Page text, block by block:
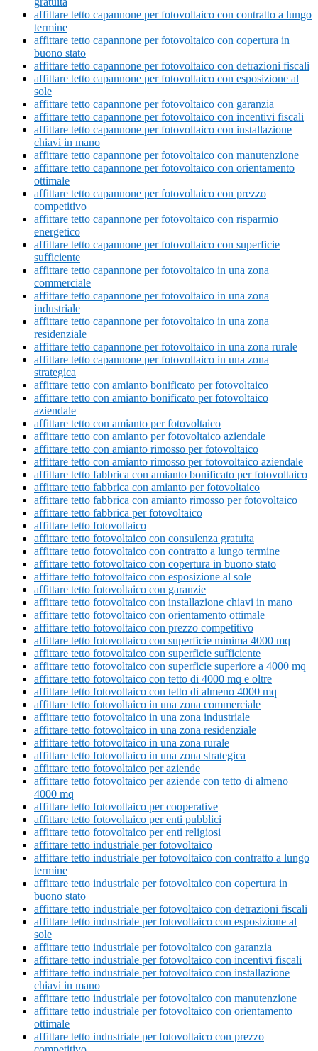
affittare tetto capannone per fotovoltaico con contratto a lungo
termine
affittare tetto capannone per fotovoltaico con copertura in
buono stato
affittare tetto capannone per fotovoltaico con detrazioni fiscali
affittare tetto capannone per fotovoltaico con esposizione al
sole
affittare tetto capannone per fotovoltaico con garanzia
affittare tetto capannone per fotovoltaico con incentivi fiscali
affittare tetto capannone per fotovoltaico con installazione
chiavi in mano
affittare tetto capannone per fotovoltaico con manutenzione
affittare tetto capannone per fotovoltaico con orientamento
ottimale
affittare tetto capannone per fotovoltaico con prezzo
competitivo
affittare tetto capannone per fotovoltaico con risparmio
energetico
affittare tetto capannone per fotovoltaico con superficie
sufficiente
affittare tetto capannone per fotovoltaico in una zona
commerciale
affittare tetto capannone per fotovoltaico in una zona
industriale
affittare tetto capannone per fotovoltaico in una zona
residenziale
affittare tetto capannone per fotovoltaico in una zona rurale
affittare tetto capannone per fotovoltaico in una zona
strategica
affittare tetto con amianto bonificato per fotovoltaico
affittare tetto con amianto bonificato per fotovoltaico
aziendale
affittare tetto con amianto per fotovoltaico
affittare tetto con amianto per fotovoltaico aziendale
affittare tetto con amianto rimosso per fotovoltaico
affittare tetto con amianto rimosso per fotovoltaico aziendale
affittare tetto fabbrica con amianto bonificato per fotovoltaico
affittare tetto fabbrica con amianto per fotovoltaico
affittare tetto fabbrica con amianto rimosso per fotovoltaico
affittare tetto fabbrica per fotovoltaico
affittare tetto fotovoltaico
affittare tetto fotovoltaico con consulenza gratuita
affittare tetto fotovoltaico con contratto a lungo termine
affittare tetto fotovoltaico con copertura in buono stato
affittare tetto fotovoltaico con esposizione al sole
affittare tetto fotovoltaico con garanzie
affittare tetto fotovoltaico con installazione chiavi in mano
affittare tetto fotovoltaico con orientamento ottimale
affittare tetto fotovoltaico con prezzo competitivo
affittare tetto fotovoltaico con superficie minima 4000 mq
affittare tetto fotovoltaico con superficie sufficiente
affittare tetto fotovoltaico con superficie superiore a 4000 mq
affittare tetto fotovoltaico con tetto di 4000 mq e oltre
affittare tetto fotovoltaico con tetto di almeno 4000 mq
affittare tetto fotovoltaico in una zona commerciale
affittare tetto fotovoltaico in una zona industriale
affittare tetto fotovoltaico in una zona residenziale
affittare tetto fotovoltaico in una zona rurale
affittare tetto fotovoltaico in una zona strategica
affittare tetto fotovoltaico per aziende
affittare tetto fotovoltaico per aziende con tetto di almeno
4000 mq
affittare tetto fotovoltaico per cooperative
affittare tetto fotovoltaico per enti pubblici
affittare tetto fotovoltaico per enti religiosi
affittare tetto industriale per fotovoltaico
affittare tetto industriale per fotovoltaico con contratto a lungo
termine
affittare tetto industriale per fotovoltaico con copertura in
buono stato
affittare tetto industriale per fotovoltaico con detrazioni fiscali
affittare tetto industriale per fotovoltaico con esposizione al
sole
affittare tetto industriale per fotovoltaico con garanzia
affittare tetto industriale per fotovoltaico con incentivi fiscali
affittare tetto industriale per fotovoltaico con installazione
chiavi in mano
affittare tetto industriale per fotovoltaico con manutenzione
affittare tetto industriale per fotovoltaico con orientamento
ottimale
affittare tetto industriale per fotovoltaico con prezzo